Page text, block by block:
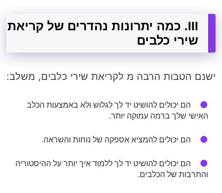
III. כמה יתרונות נהדרים של קריאת
שירי כלבים
ישנם הטבות הרבה מ לקריאת שירי כלבים, משלב:
הם יכולים להושיט יד לך לגלוש ולא באמצעות הכלב
האישי שלך ברמה עמוקה יותר.
הם יכולים להמציא אספקה של נוחות והשראה.
הם יכולים להושיט יד לך ללמוד איך יותר על ההיסטוריה
והתרבות של הכלבים.